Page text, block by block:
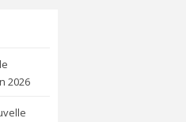
2026